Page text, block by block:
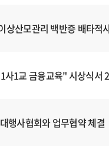
상산모관리 백반증 배타적
1교 금융교육" 시상식서
행사협회와 업무협약 체결